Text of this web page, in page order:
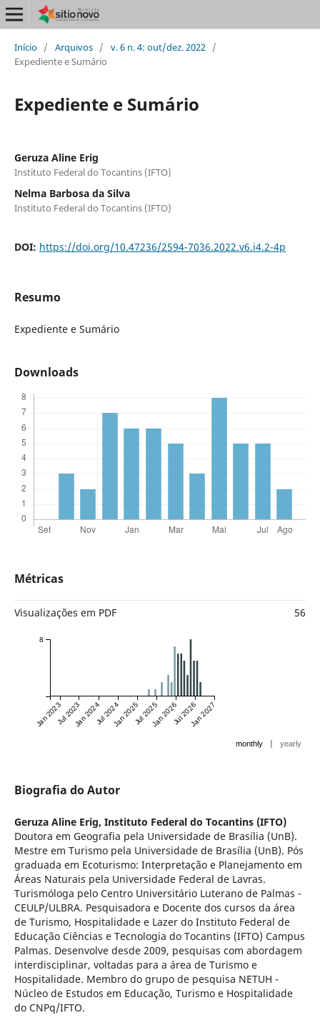
Início / Arquivos / v. 6 n. 4: out/dez. 2022 /
Expediente e Sumário
Expediente e Sumário
Geruza Aline Erig
Instituto Federal do Tocantins (IFTO)
Nelma Barbosa da Silva
Instituto Federal do Tocantins (IFTO)
DOI: https://doi.org/10.47236/2594-7036.2022.v6.i4.2-4p
Resumo
Expediente e Sumário
Downloads
Métricas
Visualizações em PDF 56
Jan 2023Jul 2023Jan 2024Jul 2024Jan 2025Jul 2025Jan 2026Jul 2026Jan 2027
8
monthly | yearly
Biografia do Autor
Geruza Aline Erig, Instituto Federal do Tocantins (IFTO)
Doutora em Geografia pela Universidade de Brasília (UnB).
Mestre em Turismo pela Universidade de Brasília (UnB). Pós
graduada em Ecoturismo: Interpretação e Planejamento em
Áreas Naturais pela Universidade Federal de Lavras.
Turismóloga pelo Centro Universitário Luterano de Palmas -
CEULP/ULBRA. Pesquisadora e Docente dos cursos da área
de Turismo, Hospitalidade e Lazer do Instituto Federal de
Educação Ciências e Tecnologia do Tocantins (IFTO) Campus
Palmas. Desenvolve desde 2009, pesquisas com abordagem
interdisciplinar, voltadas para a área de Turismo e
Hospitalidade. Membro do grupo de pesquisa NETUH -
Núcleo de Estudos em Educação, Turismo e Hospitalidade
do CNPq/IFTO.